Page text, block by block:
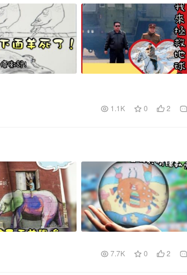
1.1K 0 2
7.7K 0 2